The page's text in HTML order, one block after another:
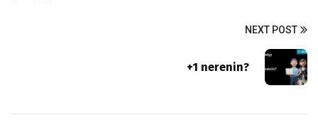
NEXT POST
+1 nerenin?